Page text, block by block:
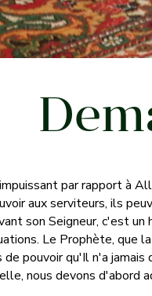
par rapport à
aux serviteurs, ils
son Seigneur, c'est
Le Prophète, que
de pouvoir qu'Il n'a jamais
nous devons d'abord